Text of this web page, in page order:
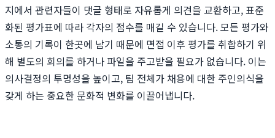
지에서 관련자들이 댓글 형태로 자유롭게 의견을 교환하고, 표준
화된 평가표에 따라 각자의 점수를 매길 수 있습니다. 모든 평가와
소통의 기록이 한곳에 남기 때문에 면접 이후 평가를 취합하기 위
해 별도의 회의를 하거나 파일을 주고받을 필요가 없습니다. 이는
의사결정의 투명성을 높이고, 팀 전체가 채용에 대한 주인의식을
갖게 하는 중요한 문화적 변화를 이끌어냅니다.